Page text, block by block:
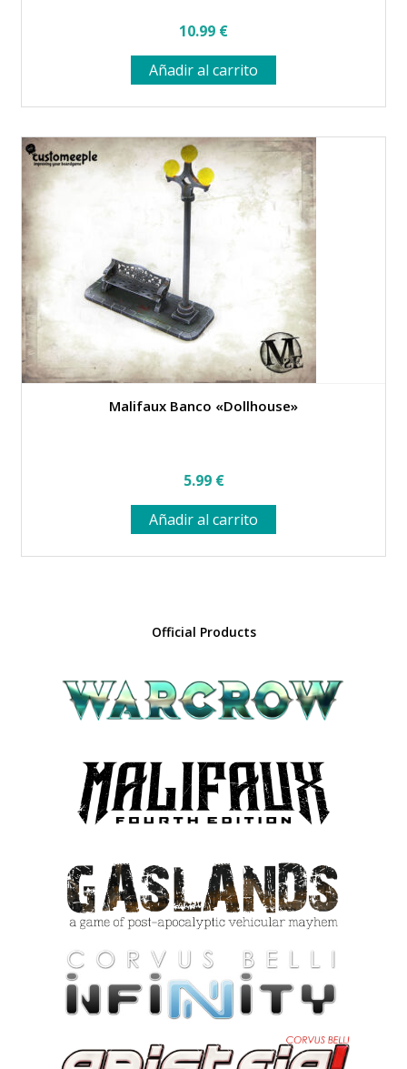
10.99 €
Añadir al carrito
Malifaux Banco «Dollhouse»
5.99 €
Añadir al carrito
Official Products